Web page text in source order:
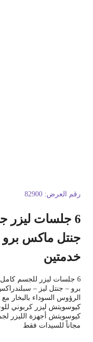
العرض: 82900
ماكس برو -
– جنتل ليز – سبلندراكس +
السوداء بالبخار مع
ليزر كربوني للوجه
أجهزة الليزر لجميع
للسيدات فقط